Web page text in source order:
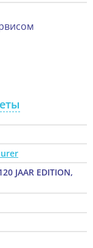
JAAR EDITION,